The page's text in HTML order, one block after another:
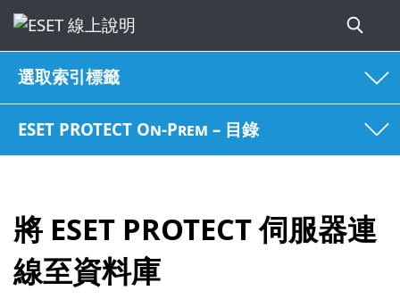
選取索引標籤
ESET PROTECT On-Prem – 目錄
將 ESET PROTECT 伺服器連
線至資料庫